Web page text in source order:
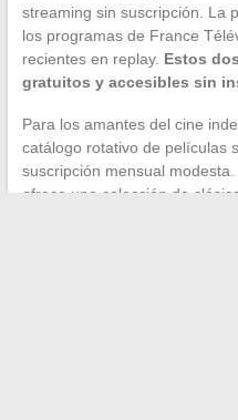
streaming sin suscripción. La
los programas de France
recientes en replay. Estos
gratuitos y accesibles sin
Para los amantes del cine
catálogo rotativo de películas
suscripción mensual
ofrece una colección de